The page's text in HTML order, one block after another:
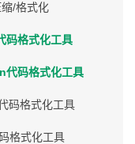
/格式化
码格式化工具
代码格式化工具
码格式化工具
格式化工具